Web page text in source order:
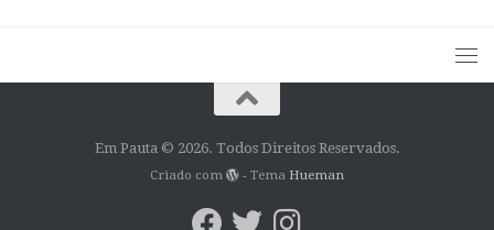
Em Pauta © 2026. Todos Direitos Reservados.
Criado com - Tema Hueman